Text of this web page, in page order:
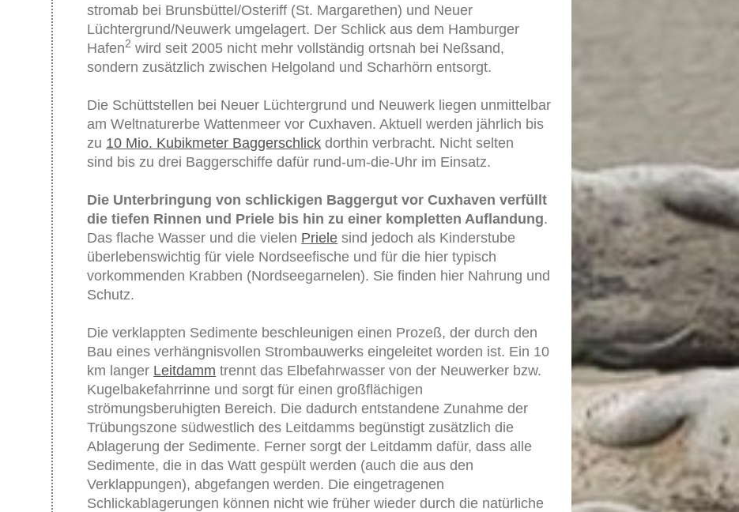
stromab bei Brunsbüttel/Osteriff (St. Margarethen) und Neuer
Lüchtergrund/Neuwerk umgelagert. Der Schlick aus dem Hamburger
Hafen2 wird seit 2005 nicht mehr vollständig ortsnah bei Neßsand,
sondern zusätzlich zwischen Helgoland und Scharhörn entsorgt.
Die Schüttstellen bei Neuer Lüchtergrund und Neuwerk liegen unmittelbar
am Weltnaturerbe Wattenmeer vor Cuxhaven. Aktuell werden jährlich bis
zu 10 Mio. Kubikmeter Baggerschlick dorthin verbracht. Nicht selten
sind bis zu drei Baggerschiffe dafür rund-um-die-Uhr im Einsatz.
Die Unterbringung von schlickigen Baggergut vor Cuxhaven verfüllt
die tiefen Rinnen und Priele bis hin zu einer kompletten Auflandung.
Das flache Wasser und die vielen Priele sind jedoch als Kinderstube
überlebenswichtig für viele Nordseefische und für die hier typisch
vorkommenden Krabben (Nordseegarnelen). Sie finden hier Nahrung und
Schutz.
Die verklappten Sedimente beschleunigen einen Prozeß, der durch den
Bau eines verhängnisvollen Strombauwerks eingeleitet worden ist. Ein 10
km langer Leitdamm trennt das Elbefahrwasser von der Neuwerker bzw.
Kugelbakefahrrinne und sorgt für einen großflächigen
strömungsberuhigten Bereich. Die dadurch entstandene Zunahme der
Trübungszone südwestlich des Leitdamms begünstigt zusätzlich die
Ablagerung der Sedimente. Ferner sorgt der Leitdamm dafür, dass alle
Sedimente, die in das Watt gespült werden (auch die aus den
Verklappungen), abgefangen werden. Die eingetragenen
Schlickablagerungen können nicht wie früher wieder durch die natürliche